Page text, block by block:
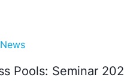
Pools: Seminar